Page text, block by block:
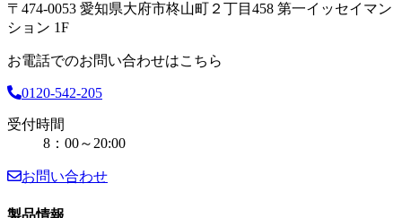
〒474-0053 愛知県大府市柊山町２丁目458 第一イッセイマン
ション 1F
お電話でのお問い合わせはこちら
0120-542-205
受付時間
8：00～20:00
お問い合わせ
製品情報